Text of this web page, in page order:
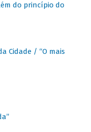
do princípio do
Cidade / “O mais